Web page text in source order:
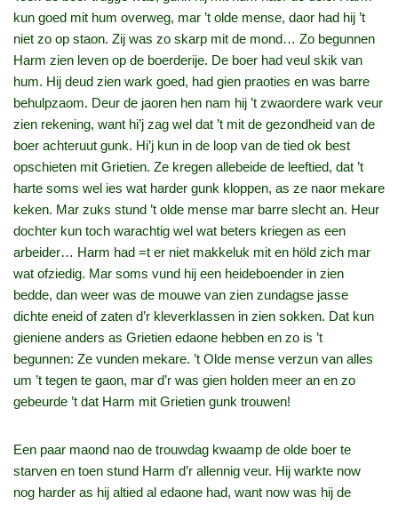
kun goed mit hum overweg, mar ’t olde mense, daor had hij ’t
niet zo op staon. Zij was zo skarp mit de mond… Zo begunnen
Harm zien leven op de boerderije. De boer had veul skik van
hum. Hij deud zien wark goed, had gien praoties en was barre
behulpzaom. Deur de jaoren hen nam hij ’t zwaordere wark veur
zien rekening, want hi’j zag wel dat ’t mit de gezondheid van de
boer achteruut gunk. Hi’j kun in de loop van de tied ok best
opschieten mit Grietien. Ze kregen allebeide de leeftied, dat ’t
harte soms wel ies wat harder gunk kloppen, as ze naor mekare
keken. Mar zuks stund ’t olde mense mar barre slecht an. Heur
dochter kun toch warachtig wel wat beters kriegen as een
arbeider… Harm had =t er niet makkeluk mit en höld zich mar
wat ofziedig. Mar soms vund hij een heideboender in zien
bedde, dan weer was de mouwe van zien zundagse jasse
dichte eneid of zaten d’r kleverklassen in zien sokken. Dat kun
gieniene anders as Grietien edaone hebben en zo is ’t
begunnen: Ze vunden mekare. ’t Olde mense verzun van alles
um ’t tegen te gaon, mar d’r was gien holden meer an en zo
gebeurde ’t dat Harm mit Grietien gunk trouwen!
Een paar maond nao de trouwdag kwaamp de olde boer te
starven en toen stund Harm d’r allennig veur. Hij warkte now
nog harder as hij altied al edaone had, want now was hij de